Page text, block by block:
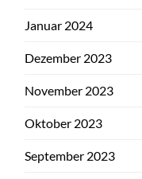
Januar 2024
Dezember 2023
November 2023
Oktober 2023
September 2023